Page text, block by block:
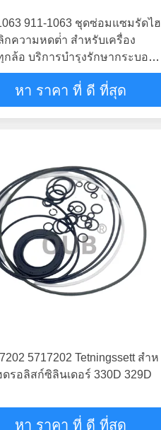
911-1063 ชุดซ่อมแซมรัดไฮ
กความหดต่ํา สําหรับเครื่อง
กล้อ บริการบํารุงรักษากระบอก
อลิก
หา ราคา ที่ ดี ที่สุด
5717202 Tetningssett สําห
ดรอลิสก์ซิลินเดอร์ 330D 329D
หา ราคา ที่ ดี ที่สุด